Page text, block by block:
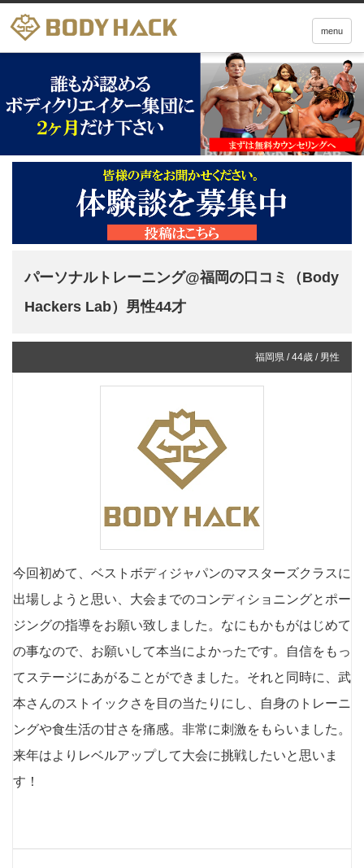
menu
パーソナルトレーニング@福岡の口コミ（Body
Hackers Lab）男性44才
福岡県 / 44歳 / 男性
今回初めて、ベストボディジャパンのマスターズクラスに
出場しようと思い、大会までのコンディショニングとポー
ジングの指導をお願い致しました。なにもかもがはじめて
の事なので、お願いして本当によかったです。自信をもっ
てステージにあがることができました。それと同時に、武
本さんのストイックさを目の当たりにし、自身のトレーニ
ングや食生活の甘さを痛感。非常に刺激をもらいました。
来年はよりレベルアップして大会に挑戦したいと思いま
す！